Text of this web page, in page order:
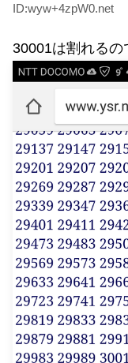
ID:wyw+4zpW0.net
30001は割れるの